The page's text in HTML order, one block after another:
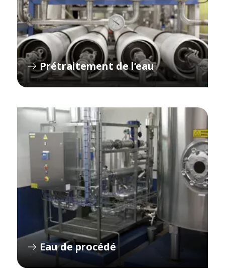
Prétraitement de l’eau
Eau de procédé